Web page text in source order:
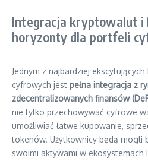
Integracja kryptowalut i
horyzonty dla portfeli
Jednym z najbardziej
cyfrowych jest pełna integracja z
zdecentralizowanych finansów
nie tylko przechowywać cyfrowe
umożliwiać łatwe kupowanie,
tokenów. Użytkownicy będą mogli
swoimi aktywami w ekosystemach